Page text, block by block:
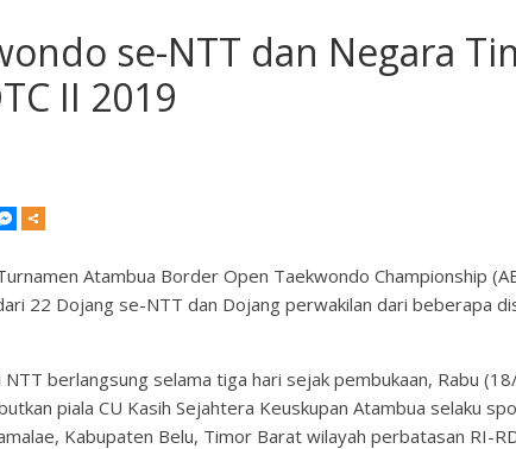
se-NTT dan Negara
II 2019
Atambua Border Open Taekwondo Championship
22 Dojang se-NTT dan Dojang perwakilan dari beberapa
berlangsung selama tiga hari sejak pembukaan, Rabu
piala CU Kasih Sejahtera Keuskupan Atambua selaku
Kabupaten Belu, Timor Barat wilayah perbatasan RI-